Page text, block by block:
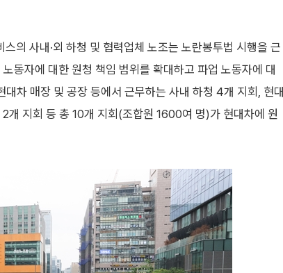
의 사내·외 하청 및 협력업체 노조는 노란봉투법 시행을 근
동자에 대한 원청 책임 범위를 확대하고 파업 노동자에 대
차 매장 및 공장 등에서 근무하는 사내 하청 4개 지회, 현대
개 지회 등 총 10개 지회(조합원 1600여 명)가 현대차에 원